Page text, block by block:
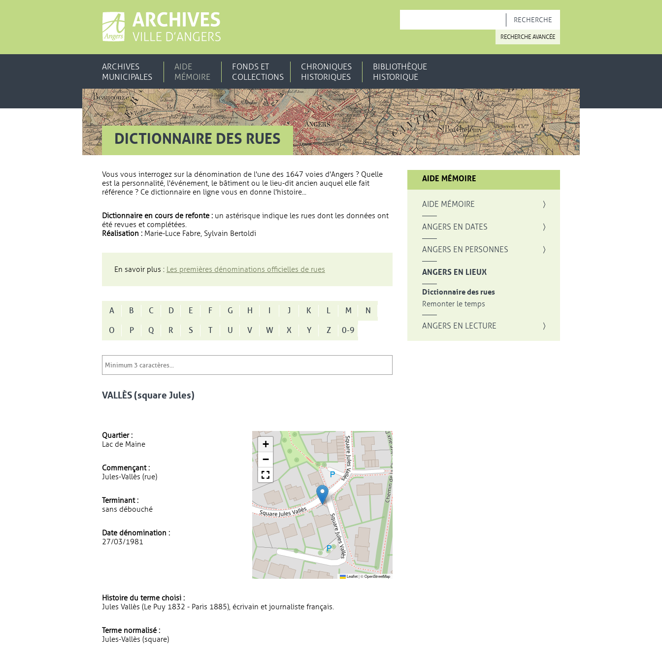
RECHERCHE AVANCÉE
ARCHIVES
MUNICIPALES
AIDE
MÉMOIRE
FONDS ET
COLLECTIONS
CHRONIQUES
HISTORIQUES
BIBLIOTHÈQUE
HISTORIQUE
DICTIONNAIRE DES RUES
Vous vous interrogez sur la dénomination de l'une des 1647 voies d'Angers ? Quelle
est la personnalité, l'événement, le bâtiment ou le lieu-dit ancien auquel elle fait
référence ? Ce dictionnaire en ligne vous en donne l'histoire...
Dictionnaire en cours de refonte : un astérisque indique les rues dont les données ont
été revues et complétées.
Réalisation : Marie-Luce Fabre, Sylvain Bertoldi
En savoir plus : Les premières dénominations officielles de rues
A B C D E F G H I J K L M
N
O
P Q R S T U V W X Y Z 0-9
VALLÈS (square Jules)
Quartier :
Lac de Maine
Commençant :
Jules-Vallès (rue)
Terminant :
sans débouché
Date dénomination :
27/03/1981
+
−
Leaflet|©OpenStreetMap
Histoire du terme choisi :
Jules Vallès (Le Puy 1832 - Paris 1885), écrivain et journaliste français.
Terme normalisé :
Jules-Vallès (square)
AIDE MÉMOIRE
AIDE MÉMOIRE
ANGERS EN DATES
ANGERS EN PERSONNES
ANGERS EN LIEUX
Dictionnaire des rues
Remonter le temps
ANGERS EN LECTURE